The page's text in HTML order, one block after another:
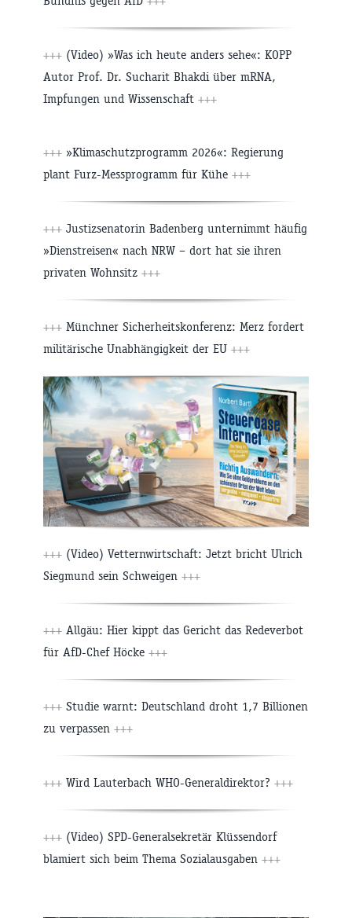
+++ (Video) »Was ich heute anders sehe«: KOPP
Autor Prof. Dr. Sucharit Bhakdi über mRNA,
Impfungen und Wissenschaft +++
+++ »Klimaschutzprogramm 2026«: Regierung
plant Furz-Messprogramm für Kühe +++
+++ Justizsenatorin Badenberg unternimmt häufig
»Dienstreisen« nach NRW – dort hat sie ihren
privaten Wohnsitz +++
+++ Münchner Sicherheitskonferenz: Merz fordert
militärische Unabhängigkeit der EU +++
+++ (Video) Vetternwirtschaft: Jetzt bricht Ulrich
Siegmund sein Schweigen +++
+++ Allgäu: Hier kippt das Gericht das Redeverbot
für AfD-Chef Höcke +++
+++ Studie warnt: Deutschland droht 1,7 Billionen
zu verpassen +++
+++ Wird Lauterbach WHO-Generaldirektor? +++
+++ (Video) SPD-Generalsekretär Klüssendorf
blamiert sich beim Thema Sozialausgaben +++